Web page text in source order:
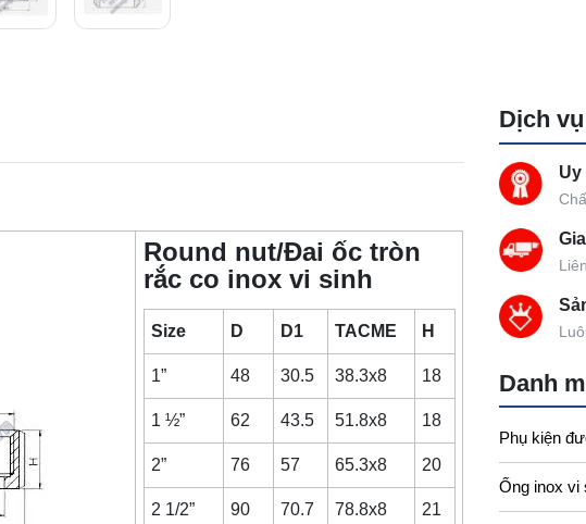
Round nut/Đai ốc tròn
rắc co inox vi sinh
Size D D1 TACME H
1” 48 30.5 38.3x8 18
1 ½” 62 43.5 51.8x8 18
2” 76 57 65.3x8 20
2 1/2” 90 70.7 78.8x8 21
Dịch
Uy
Danh
Phụ kiện
Ống inox vi